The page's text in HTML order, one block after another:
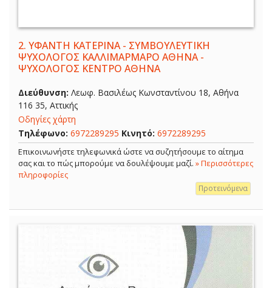
2. ΥΦΑΝΤΗ ΚΑΤΕΡΙΝΑ - ΣΥΜΒΟΥΛΕΥΤΙΚΗ
ΨΥΧΟΛΟΓΟΣ ΚΑΛΛΙΜΑΡΜΑΡΟ ΑΘΗΝΑ -
ΨΥΧΟΛΟΓΟΣ ΚΕΝΤΡΟ ΑΘΗΝΑ
Διεύθυνση: Λεωφ. Βασιλέως Κωνσταντίνου 18, Αθήνα
116 35, Αττικής
Οδηγίες χάρτη
Τηλέφωνο: 6972289295 Κινητό: 6972289295
Επικοινωνήστε τηλεφωνικά ώστε να συζητήσουμε το αίτημα
σας και το πώς μπορούμε να δουλέψουμε μαζί. » Περισσότερες
πληροφορίες
Προτεινόμενα